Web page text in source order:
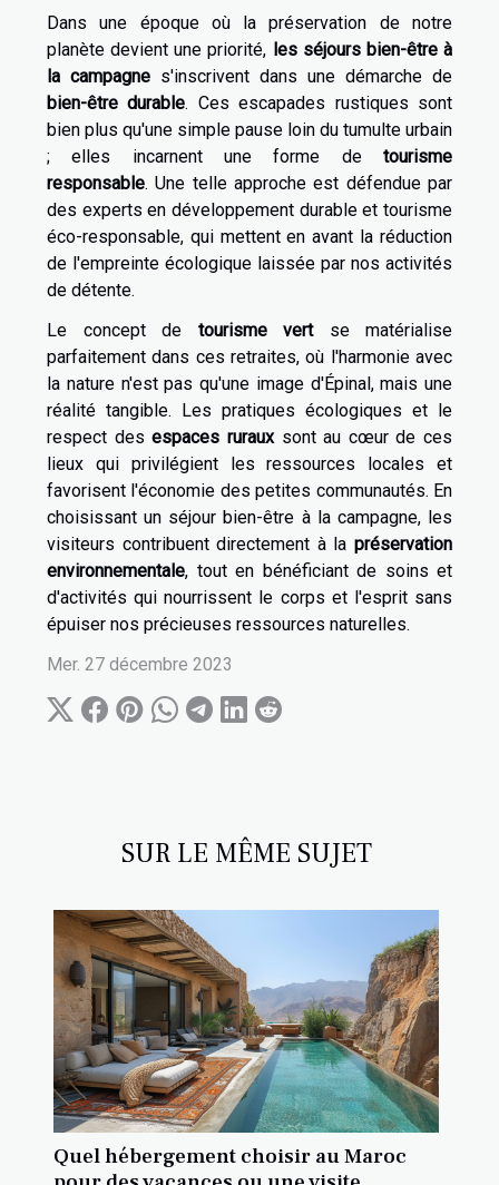
Dans une époque où la préservation de notre
planète devient une priorité, les séjours bien-être à
la campagne s'inscrivent dans une démarche de
bien-être durable. Ces escapades rustiques sont
bien plus qu'une simple pause loin du tumulte urbain
; elles incarnent une forme de tourisme
responsable. Une telle approche est défendue par
des experts en développement durable et tourisme
éco-responsable, qui mettent en avant la réduction
de l'empreinte écologique laissée par nos activités
de détente.
Le concept de tourisme vertse matérialise
parfaitement dans ces retraites, où l'harmonie avec
la nature n'est pas qu'une image d'Épinal, mais une
réalité tangible. Les pratiques écologiques et le
respect desespaces rurauxsont au cœur de ces
lieux qui privilégient les ressources locales et
favorisent l'économie des petites communautés. En
choisissant un séjour bien-être à la campagne, les
visiteurs contribuent directement à la préservation
environnementale, tout en bénéficiant de soins et
d'activités qui nourrissent le corps et l'esprit sans
épuiser nos précieuses ressources naturelles.
Mer. 27 décembre 2023
SUR LE MÊME SUJET
Quel hébergement choisir au Maroc